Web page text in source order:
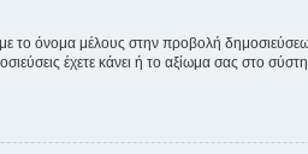
το όνομα μέλους στην προβολή
έχετε κάνει ή το αξίωμα σας στο